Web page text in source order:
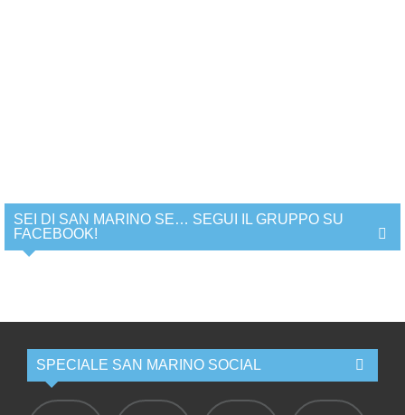
SEI DI SAN MARINO SE… SEGUI IL GRUPPO SU
FACEBOOK!
SPECIALE SAN MARINO SOCIAL